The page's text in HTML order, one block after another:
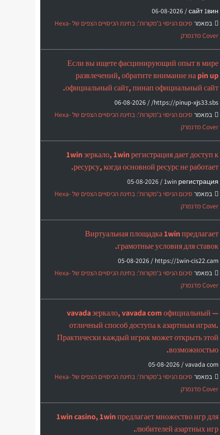
сайт 1вин /
06-08-2026
במאמר
סיכום הניסוי ב'מקורות': בחינת הכיסויים הצפים של Hexa-
Cover מדנמרק
Если вы ищете фасцинирующий опыт в мире
развлечений, обратите внимание на pin up
официальный сайт, пинап официальный сайт.
https://pinup-xjs33.sbs/ /
06-08-2026
במאמר
סיכום הניסוי ב'מקורות': בחינת הכיסויים הצפים של Hexa-
Cover מדנמרק
1win зеркало, 1win регистрация дает доступ к
ресурсу, когда основной ресурс не работает.
1win регистрация /
05-08-2026
במאמר
סיכום הניסוי ב'מקורות': בחינת הכיסויים הצפים של Hexa-
Cover מדנמרק
Виртуальная площадка 1win предлагает
грамотные условия для ставок.
https://1win-cis22.cam /
05-08-2026
במאמר
סיכום הניסוי ב'מקורות': בחינת הכיסויים הצפים של Hexa-
Cover מדנמרק
vavada зеркало, vavada com официальный —
отличный способ доступа к азартным играм.
Практически каждый игрок может открыть этой
возможностью.
vavada com /
05-08-2026
במאמר
סיכום הניסוי ב'מקורות': בחינת הכיסויים הצפים של Hexa-
Cover מדנמרק
1win casino, 1win предлагает множество игр для
любителей азартных игр.